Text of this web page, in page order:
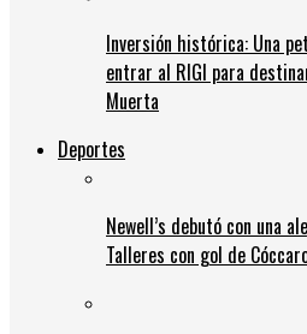
Inversión histórica: Una
entrar al RIGI para
Muerta
Deportes
Newell’s debutó con una
Talleres con gol de